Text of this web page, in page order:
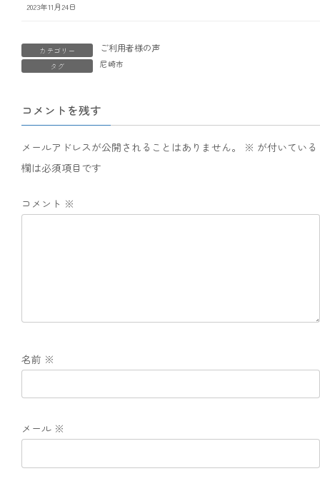
2023年11月24日
カテゴリー ご利用者様の声
タグ 尼崎市
コメントを残す
メールアドレスが公開されることはありません。 ※ が付いている
欄は必須項目です
コメント ※
名前 ※
メール ※